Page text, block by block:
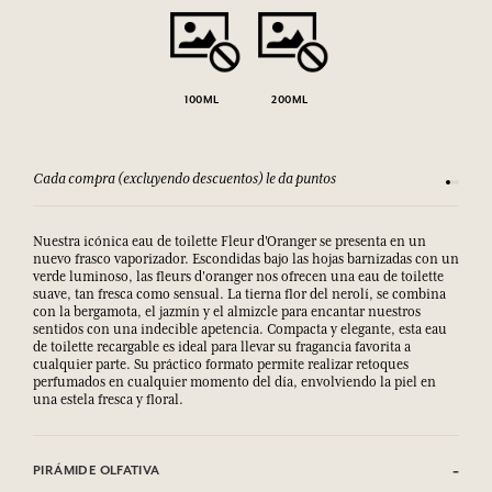
100ML 200ML
Cada compra (excluyendo descuentos) le da puntos
Nuestra icónica eau de toilette Fleur d'Oranger se presenta en un
nuevo frasco vaporizador. Escondidas bajo las hojas barnizadas con un
verde luminoso, las fleurs d'oranger nos ofrecen una eau de toilette
suave, tan fresca como sensual. La tierna flor del nerolí, se combina
con la bergamota, el jazmín y el almizcle para encantar nuestros
sentidos con una indecible apetencia. Compacta y elegante, esta eau
de toilette recargable es ideal para llevar su fragancia favorita a
cualquier parte. Su práctico formato permite realizar retoques
perfumados en cualquier momento del día, envolviendo la piel en
una estela fresca y floral.
PIRÁMIDE OLFATIVA